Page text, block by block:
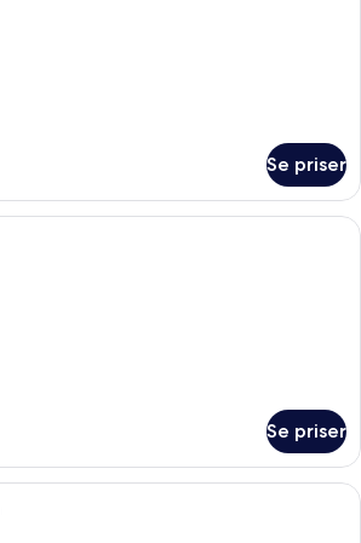
Se priser
Allergitestet sengetøy, dundyner,
Se priser
Allergitestet sengetøy, dundyner,